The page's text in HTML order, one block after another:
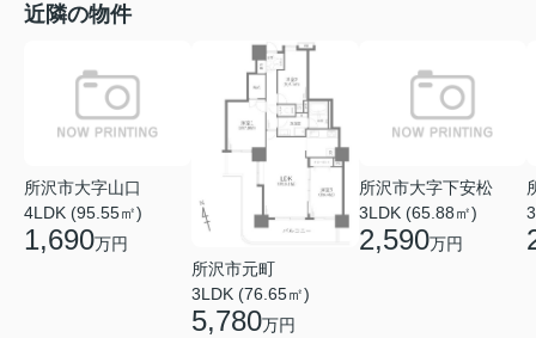
近隣の物件
所沢市大字山口
4LDK (95.55㎡)
1,690万円
所沢市元町
3LDK (76.65㎡)
5,780万円
所沢市大字下安松
3LDK (65.88㎡)
2,590万円